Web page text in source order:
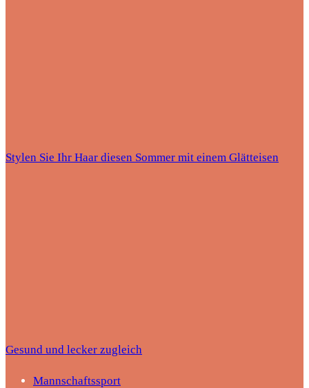
Stylen Sie Ihr Haar diesen Sommer mit einem Glätteisen
Gesund und lecker zugleich
Mannschaftssport